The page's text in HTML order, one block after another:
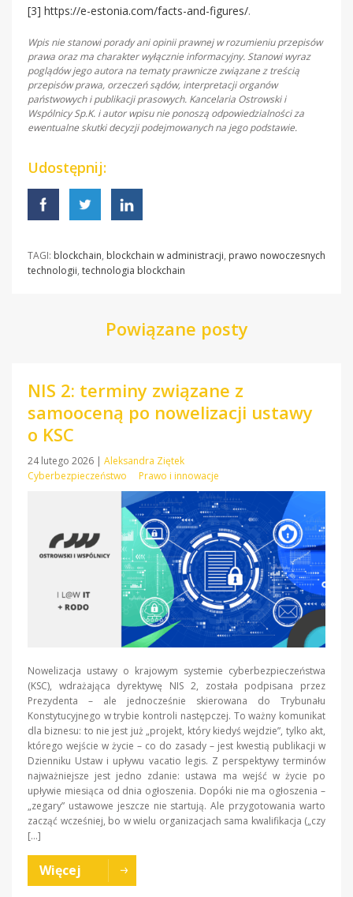
[3] https://e-estonia.com/facts-and-figures/.
Wpis nie stanowi porady ani opinii prawnej w rozumieniu przepisów
prawa oraz ma charakter wyłącznie informacyjny. Stanowi wyraz
poglądów jego autora na tematy prawnicze związane z treścią
przepisów prawa, orzeczeń sądów, interpretacji organów
państwowych i publikacji prasowych. Kancelaria Ostrowski i
Wspólnicy Sp.K. i autor wpisu nie ponoszą odpowiedzialności za
ewentualne skutki decyzji podejmowanych na jego podstawie.
Udostępnij:
TAGI: blockchain, blockchain w administracji, prawo nowoczesnych
technologii, technologia blockchain
Powiązane posty
NIS 2: terminy związane z
samooceną po nowelizacji ustawy
o KSC
24 lutego 2026 | Aleksandra Ziętek
Cyberbezpieczeństwo
Prawo i innowacje
Nowelizacja ustawy o krajowym systemie cyberbezpieczeństwa
(KSC), wdrażająca dyrektywę NIS 2, została podpisana przez
Prezydenta – ale jednocześnie skierowana do Trybunału
Konstytucyjnego w trybie kontroli następczej. To ważny komunikat
dla biznesu: to nie jest już „projekt, który kiedyś wejdzie”, tylko akt,
którego wejście w życie – co do zasady – jest kwestią publikacji w
Dzienniku Ustaw i upływu vacatio legis. Z perspektywy terminów
najważniejsze jest jedno zdanie: ustawa ma wejść w życie po
upływie miesiąca od dnia ogłoszenia. Dopóki nie ma ogłoszenia –
„zegary” ustawowe jeszcze nie startują. Ale przygotowania warto
zacząć wcześniej, bo w wielu organizacjach sama kwalifikacja („czy
[…]
Więcej